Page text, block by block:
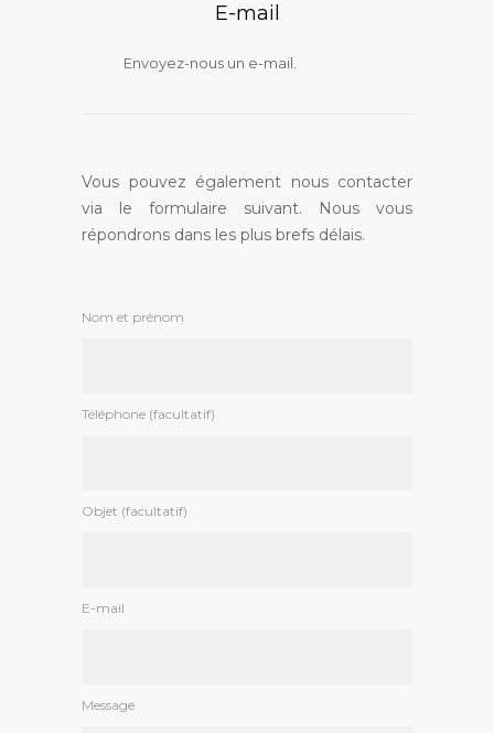
E-mail
Envoyez-nous un e-mail.
Vous pouvez également nous contacter
via le formulaire suivant. Nous vous
répondrons dans les plus brefs délais.
Nom et prénom
Téléphone (facultatif)
Objet (facultatif)
E-mail
Message